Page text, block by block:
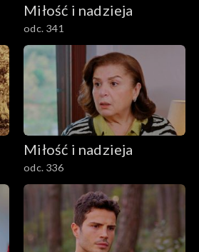
Miłość i nadzieja
odc. 341
Miłość i nadzieja
odc. 336